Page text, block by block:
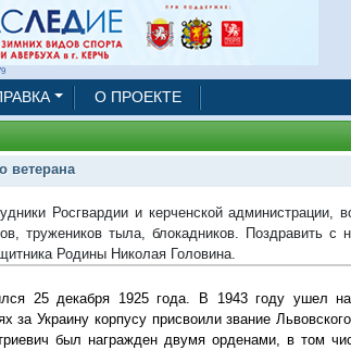
О ПРОЕКТЕ
ветерана
Росгвардии и керченской администрации,
тружеников тыла, блокадников. Поздравить
Родины Николая Головина.
25 декабря 1925 года. В 1943 году ушел
за Украину корпусу присвоили звание
был награжден двумя орденами, в том